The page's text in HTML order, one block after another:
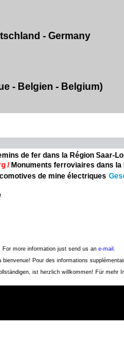
- Germany
- Belgien - Belgium)
de fer dans la Région Saar-
/Monuments ferroviaires dans la
de mine électriques
more information just send us an e-mail.
Pour des informations
ist herzlich willkommen! Für mehr